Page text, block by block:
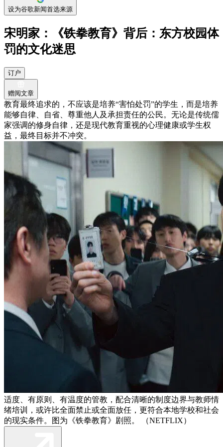
设为谷歌新闻首选来源
宋明家：《铁拳教育》背后：东方校园体
罚的文化迷思
订户
赠阅文章
教育最终追求的，不应该是培养“害怕处罚”的学生，而是培养
能够自律、自省、尊重他人及承担责任的公民。无论是传统儒
家强调的修身自律，还是现代教育重视的心理健康或学生权
益，最终目标并不冲突。
适度、有原则、有温度的管教，配合清晰的制度边界与教师情
绪培训，或许比全面禁止或全面放任，更符合本地学校和社会
的现实条件。图为《铁拳教育》剧照。 （NETFLIX）